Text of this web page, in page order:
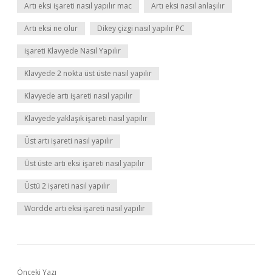
Artı eksi işareti nasıl yapılır mac Artı eksi nasıl anlaşılır
Artı eksi ne olur Dikey çizgi nasıl yapılır PC
işareti Klavyede Nasıl Yapılır
Klavyede 2 nokta üst üste nasıl yapılır
Klavyede artı işareti nasıl yapılır
Klavyede yaklaşık işareti nasıl yapılır
Üst artı işareti nasıl yapılır
Üst üste artı eksi işareti nasıl yapılır
Üstü 2 işareti nasıl yapılır
Wordde artı eksi işareti nasıl yapılır
Önceki Yazı